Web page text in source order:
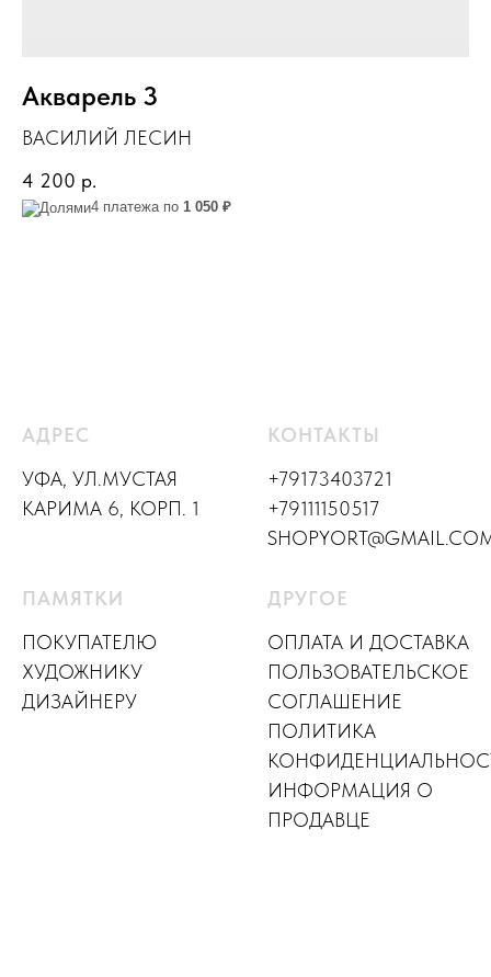
Акварель 3
ВАСИЛИЙ ЛЕСИН
4 200 р.
4 платежа по 1 050 ₽
АДРЕС
УФА, УЛ.МУСТАЯ
КАРИМА 6, КОРП. 1
КОНТАКТЫ
+79173403721
+79111150517
ПАМЯТКИ
ПОКУПАТЕЛЮ
ХУДОЖНИКУ
ДИЗАЙНЕРУ
ДРУГОЕ
ОПЛАТА И ДОСТАВКА
ПОЛЬЗОВАТЕЛЬСКОЕ
СОГЛАШЕНИЕ
ПОЛИТИКА
ИНФОРМАЦИЯ О
ПРОДАВЦЕ